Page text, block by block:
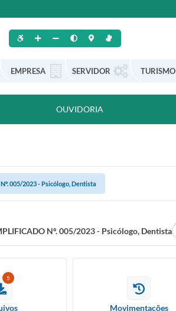
EMPRESA SERVIDOR TURISMO
OUVIDORIA
005/2023 - Psicólogo, Dentista
Nº. 005/2023 - Psicólogo, Dentista
5
Movimentações